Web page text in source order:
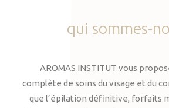
qui sommes-
AROMAS INSTITUT vous
complète de soins du visage et du
que l’épilation définitive, forfaits